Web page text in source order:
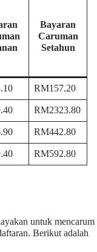
Bayaran
Caruman
Setahun
RM157.20
RM2323.80
RM442.80
RM592.80
untuk mencarum
Berikut adalah